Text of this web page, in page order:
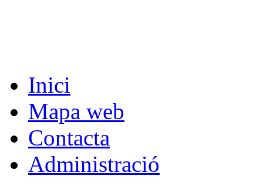
Inici
Mapa web
Contacta
Administració